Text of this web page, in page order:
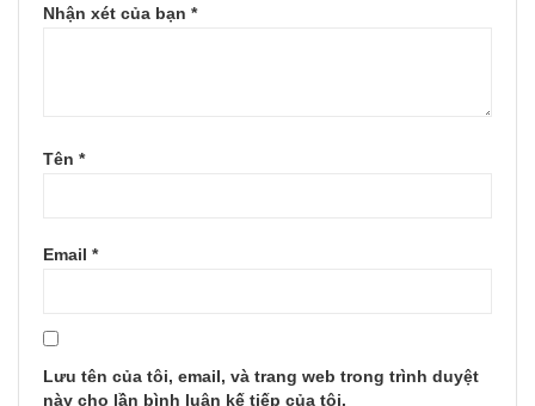
Nhận xét của bạn *
Tên *
Email *
Lưu tên của tôi, email, và trang web trong trình duyệt
này cho lần bình luận kế tiếp của tôi.